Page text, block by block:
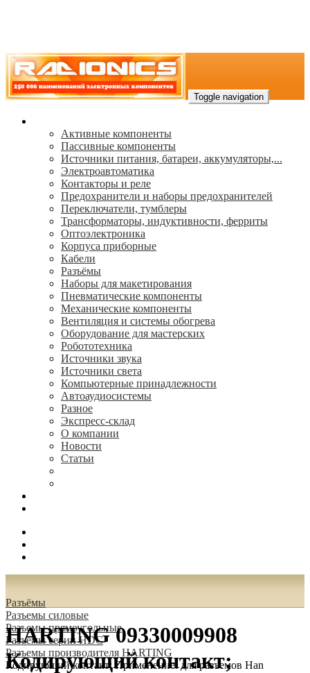
Toggle navigation
Активные компоненты
Пассивные компоненты
Источники питания, батареи, аккумуляторы,...
Электроавтоматика
Контакторы и реле
Предохранители и наборы предохранителей
Переключатели, тумблеры
Трансформаторы, индуктивности, ферриты
Oптоэлектроника
Корпуса приборные
Кабели
Разъёмы
Наборы для макетирования
Пневматические компоненты
Механические компоненты
Вентиляция и системы обогрева
Оборудование для мастерских
Робототехника
Источники звука
Источники света
Компьютерные принадлежности
Автоаудиосистемы
Разное
Экспресс-склад
О компании
Новости
Статьи
Разъёмы
Разъeмы силовые
Разъeмы прямоугольные
Разъeмы серии HDC
Разъeмы производителя HARTING
Кодирующий контакт; Применение: для разъемов Han
HARTING 09330009908
Кодирующий контакт;